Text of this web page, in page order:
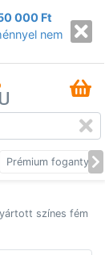
000 Ft
nem
Prémium fogantyúk
színes fém